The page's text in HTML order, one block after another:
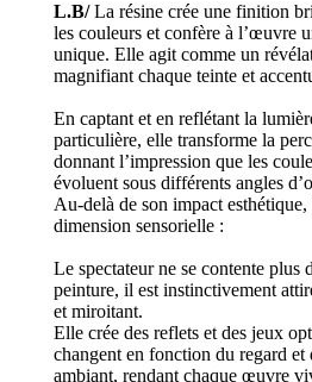
L.B/La résine crée une finition
les couleurs et confère à l’œuvre
unique. Elle agit comme un
magnifiant chaque teinte et
En captant et en reflétant la
particulière, elle transforme la
donnant l’impression que les
évoluent sous différents angles
Au-delà de son impact
dimension sensorielle :
Le spectateur ne se contente plus
peinture, il est instinctivement
et miroitant.
Elle crée des reflets et des jeux
changent en fonction du regard et
ambiant, rendant chaque œuvre